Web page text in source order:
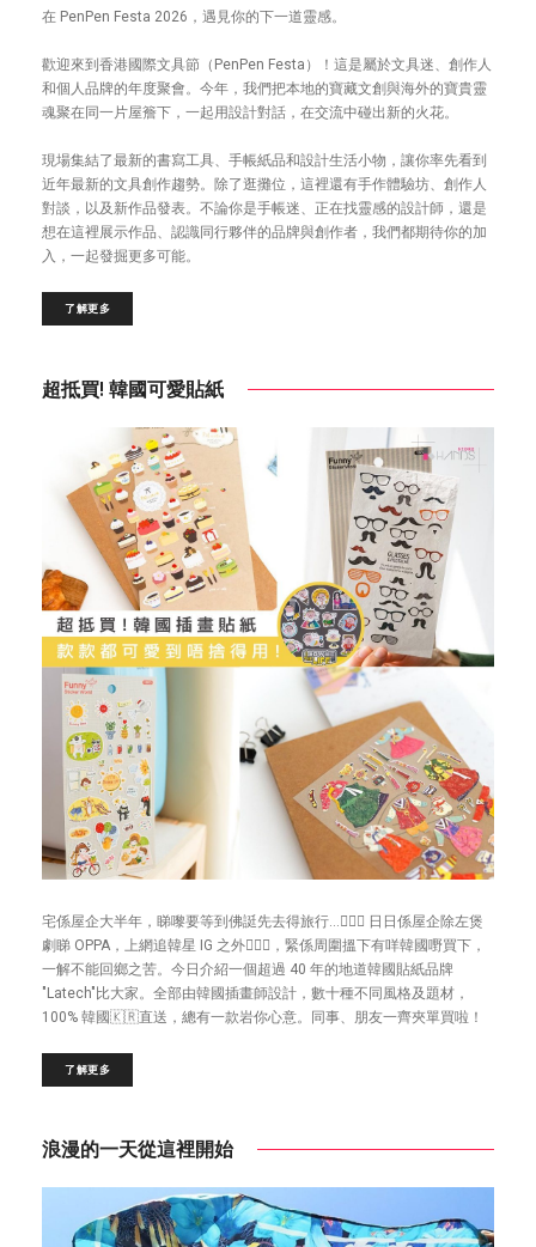
在 PenPen Festa 2026，遇見你的下一道靈感。
歡迎來到香港國際文具節（PenPen Festa）！這是屬於文具迷、創作人
和個人品牌的年度聚會。今年，我們把本地的寶藏文創與海外的寶貴靈
魂聚在同一片屋簷下，一起用設計對話，在交流中碰出新的火花。
現場集結了最新的書寫工具、手帳紙品和設計生活小物，讓你率先看到
近年最新的文具創作趨勢。除了逛攤位，這裡還有手作體驗坊、創作人
對談，以及新作品發表。不論你是手帳迷、正在找靈感的設計師，還是
想在這裡展示作品、認識同行夥伴的品牌與創作者，我們都期待你的加
入，一起發掘更多可能。
了解更多
超抵買! 韓國可愛貼紙
宅係屋企大半年，睇嚟要等到佛誔先去得旅行…🤦🏻‍♀️ 日日係屋企除左煲
劇睇 OPPA，上網追韓星 IG 之外🧏🏻‍♂️，緊係周圍搵下有咩韓國嘢買下，
一解不能回鄉之苦。今日介紹一個超過 40 年的地道韓國貼紙品牌
"Latech"比大家。全部由韓國插畫師設計，數十種不同風格及題材，
100% 韓國🇰🇷直送，總有一款岩你心意。同事、朋友一齊夾單買啦！
了解更多
浪漫的一天從這裡開始